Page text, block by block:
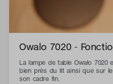
Owalo 7020 -
La lampe de table Owalo
bien près du lit ainsi que sur
son cadre fin.